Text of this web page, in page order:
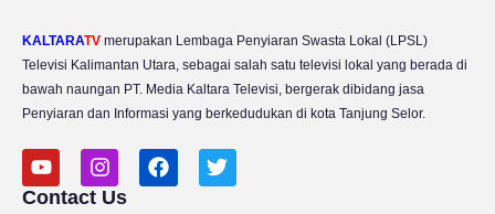
KALTARATV merupakan Lembaga Penyiaran Swasta Lokal (LPSL)
Televisi Kalimantan Utara, sebagai salah satu televisi lokal yang berada di
bawah naungan PT. Media Kaltara Televisi, bergerak dibidang jasa
Penyiaran dan Informasi yang berkedudukan di kota Tanjung Selor.
Y
o
u
I
n
s
F
a
T
w
Contact Us